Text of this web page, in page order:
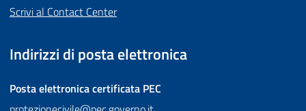
Scrivi al Contact Center
Indirizzi di posta elettronica
Posta elettronica certificata PEC